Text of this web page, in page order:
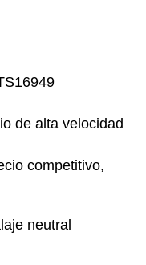
de alta velocidad
competitivo,
neutral